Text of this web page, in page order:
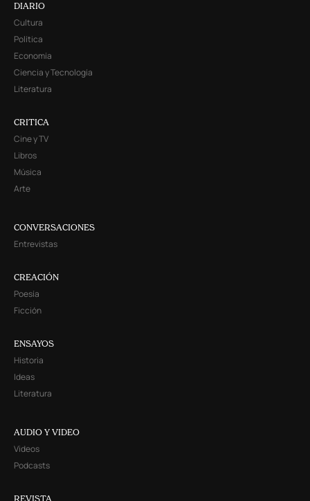
DIARIO
Cultura
Política
Economía
Ciencia y Tecnología
Literatura
CRITICA
Cine y TV
Libros
Música
Arte
CONVERSACIONES
Entrevistas
CREACIÓN
Poesía
Ficción
ENSAYOS
Historia
Ideas
Literatura
AUDIO Y VIDEO
Videos
Podcasts
REVISTA